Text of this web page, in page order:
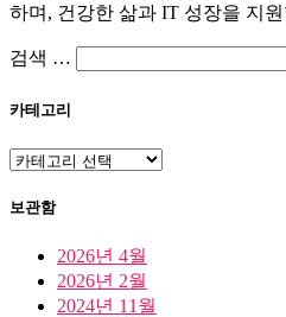
하며, 건강한 삶과 IT 성장을 지
검
검색 …
카테고리
카
고
보관함
2026년 4월
2026년 2월
2024년 11월